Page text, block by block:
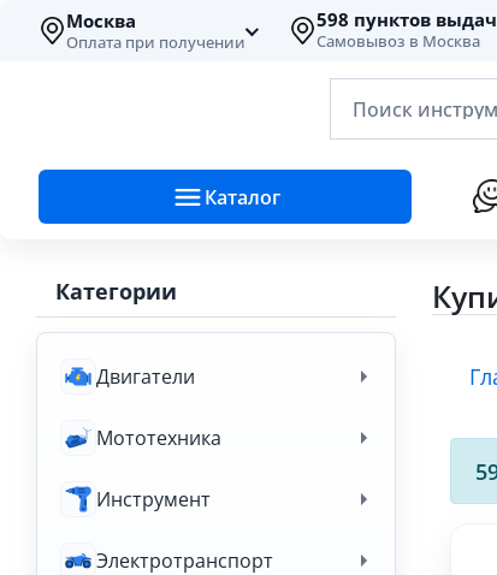
Москва
Оплата при получении
598 пунктов
Самовывоз в Москва
Поиск
Каталог
Категории
Двигатели
Мототехника
Инструмент
Электротранспорт